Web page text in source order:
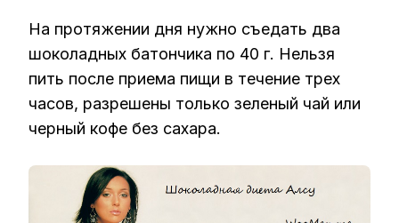
На протяжении дня нужно съедать два
шоколадных батончика по 40 г. Нельзя
пить после приема пищи в течение трех
часов, разрешены только зеленый чай или
черный кофе без сахара.